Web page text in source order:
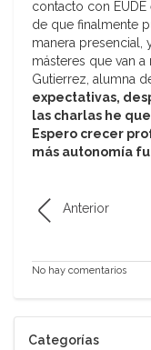
contacto con
de que finalmente
manera presencial,
másteres que van
Gutierrez, alumna
expectativas,
las charlas he
Espero crecer
más autonomía
Anterior
No hay comentarios
Categorías